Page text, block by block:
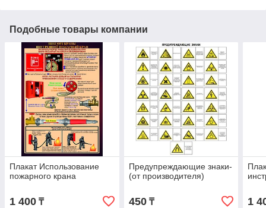
Подобные товары компании
Плакат Использование
пожарного крана
1 400 ₸
Предупреждающие знаки-
(от производителя)
450₸ 1